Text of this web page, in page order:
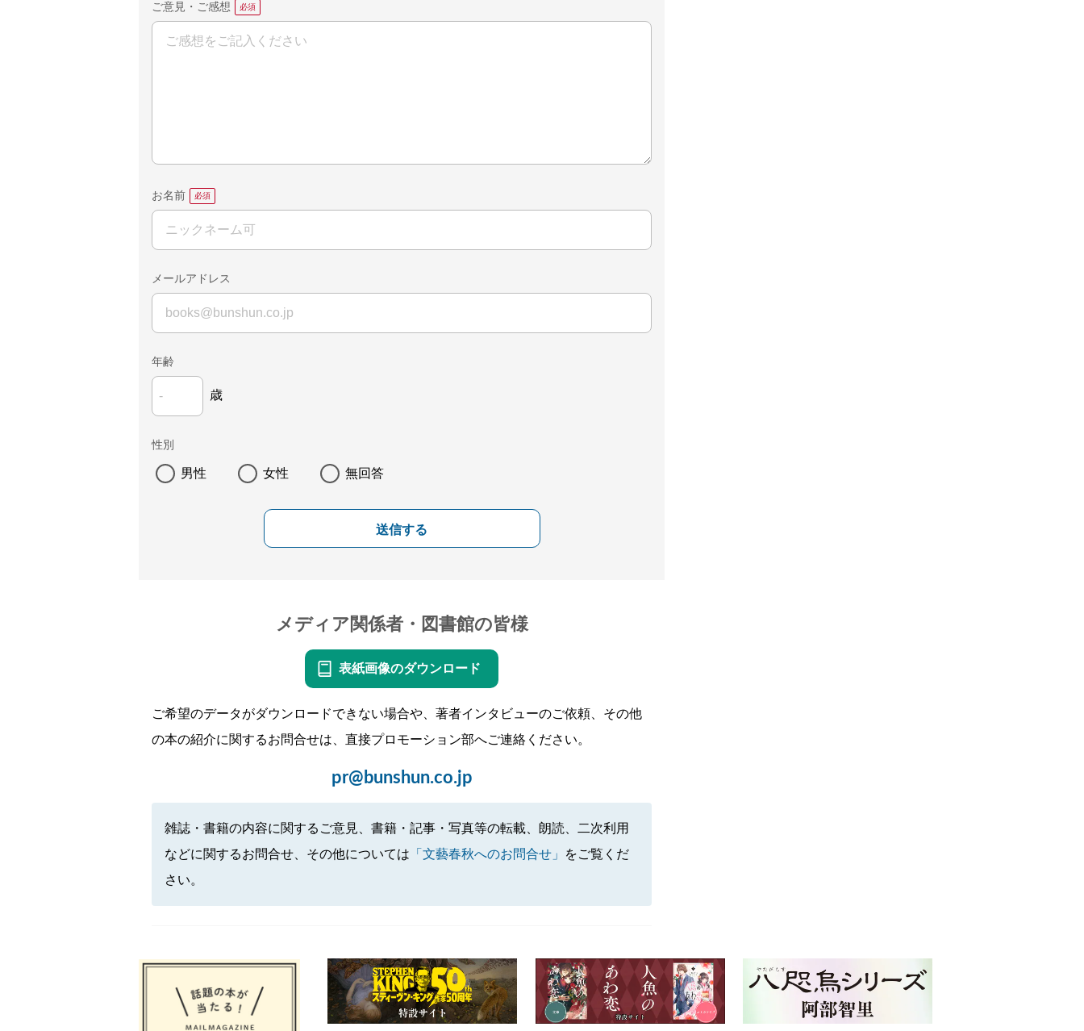
ご意見・ご感想
お名前
メールアドレス
年齢
歳
性別
男性 女性 無回答
送信する
メディア関係者・図書館の皆様
表紙画像のダウンロード
ご希望のデータがダウンロードできない場合や、著者インタビューのご依頼、その他
の本の紹介に関するお問合せは、直接プロモーション部へご連絡ください。
pr@bunshun.co.jp
雑誌・書籍の内容に関するご意見、書籍・記事・写真等の転載、朗読、二次利用
などに関するお問合せ、その他については 「文藝春秋へのお問合せ」
をご覧くだ
さい。